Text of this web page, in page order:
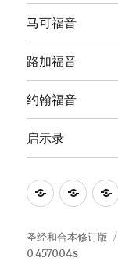
马可福音
路加福音
约翰福音
启示录
Anna's
Study
圣
和
圣经和合本修订版
0.457004s